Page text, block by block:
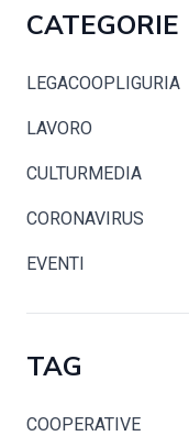
CATEGORIE
LEGACOOPLIGURIA
LAVORO
CULTURMEDIA
CORONAVIRUS
EVENTI
TAG
COOPERATIVE